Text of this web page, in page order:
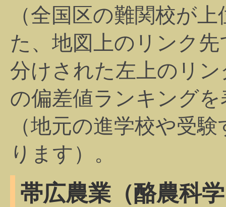
（全国区の難関校が
た、地図上のリンク
分けされた左上のリ
の偏差値ランキング
（地元の進学校や受
ります）。
帯広農業（酪農科